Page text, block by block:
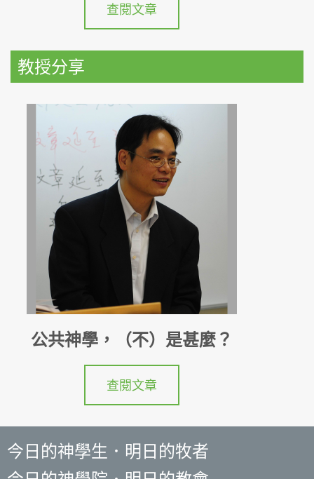
查閱文章
教授分享
公共神學，（不）是甚麼？
查閱文章
今日的神學生．明日的牧者